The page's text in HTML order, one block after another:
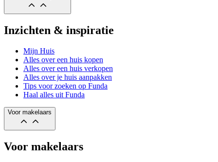
Inzichten & inspiratie
Mijn Huis
Alles over een huis kopen
Alles over een huis verkopen
Alles over je huis aanpakken
Tips voor zoeken op Funda
Haal alles uit Funda
Voor makelaars
Voor makelaars